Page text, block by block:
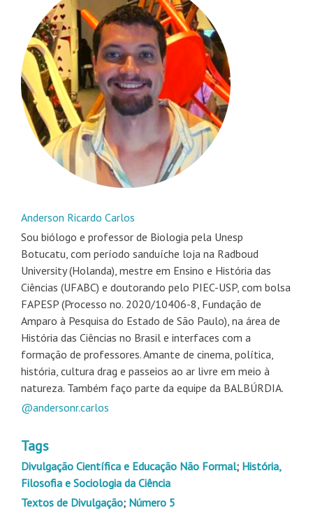
Anderson Ricardo Carlos
Sou biólogo e professor de Biologia pela Unesp
Botucatu, com período sanduíche loja na Radboud
University (Holanda), mestre em Ensino e História das
Ciências (UFABC) e doutorando pelo PIEC-USP, com bolsa
FAPESP (Processo no. 2020/10406-8, Fundação de
Amparo à Pesquisa do Estado de São Paulo), na área de
História das Ciências no Brasil e interfaces com a
formação de professores. Amante de cinema, política,
história, cultura drag e passeios ao ar livre em meio à
natureza. Também faço parte da equipe da BALBÚRDIA.
@andersonr.carlos
Tags
Divulgação Científica e Educação Não Formal; História,
Filosofia e Sociologia da Ciência
Textos de Divulgação; Número 5